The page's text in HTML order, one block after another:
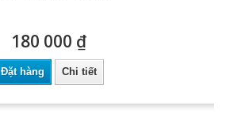
180 000 ₫
Đặt hàng Chi tiết